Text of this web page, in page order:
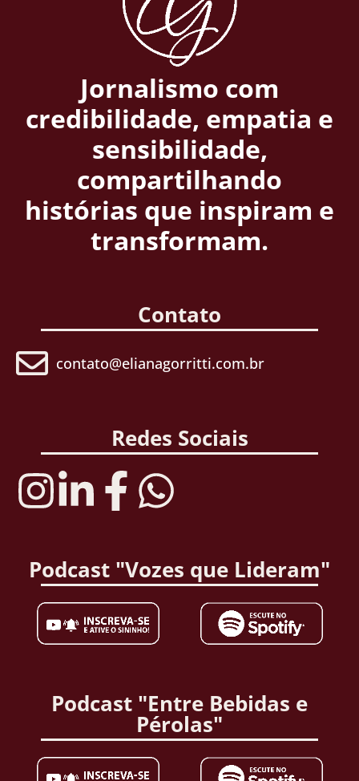
Jornalismo com
credibilidade, empatia e
sensibilidade,
compartilhando
histórias que inspiram e
transformam.
Contato
contato@elianagorritti.com.br
Redes Sociais
Podcast "Vozes que Lideram"
Podcast "Entre Bebidas e
Pérolas"